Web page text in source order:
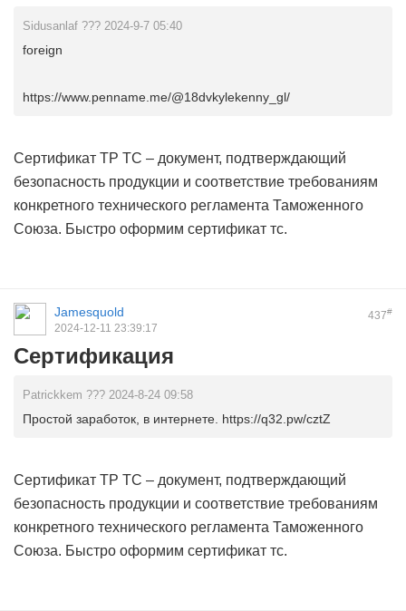
Sidusanlaf ??? 2024-9-7 05:40
foreign
https://www.penname.me/@18dvkylekenny_gl/
Сертификат ТР ТС – документ, подтверждающий
безопасность продукции и соответствие требованиям
конкретного технического регламента Таможенного
Союза. Быстро оформим сертификат тс.
437#
Jamesquold
2024-12-11 23:39:17
Сертификация
Patrickkem ??? 2024-8-24 09:58
Простой заработок, в интернете. https://q32.pw/cztZ
Сертификат ТР ТС – документ, подтверждающий
безопасность продукции и соответствие требованиям
конкретного технического регламента Таможенного
Союза. Быстро оформим сертификат тс.